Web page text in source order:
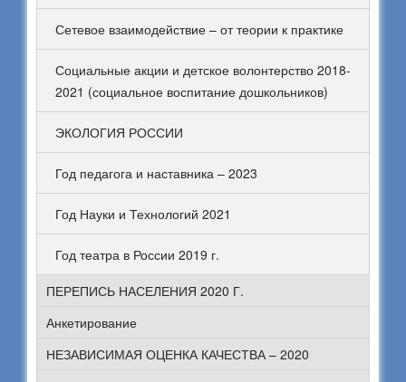
Сетевое взаимодействие – от теории к практике
Социальные акции и детское волонтерство 2018-
2021 (социальное воспитание дошкольников)
ЭКОЛОГИЯ РОССИИ
Год педагога и наставника – 2023
Год Науки и Технологий 2021
Год театра в России 2019 г.
ПЕРЕПИСЬ НАСЕЛЕНИЯ 2020 Г.
Анкетирование
НЕЗАВИСИМАЯ ОЦЕНКА КАЧЕСТВА – 2020